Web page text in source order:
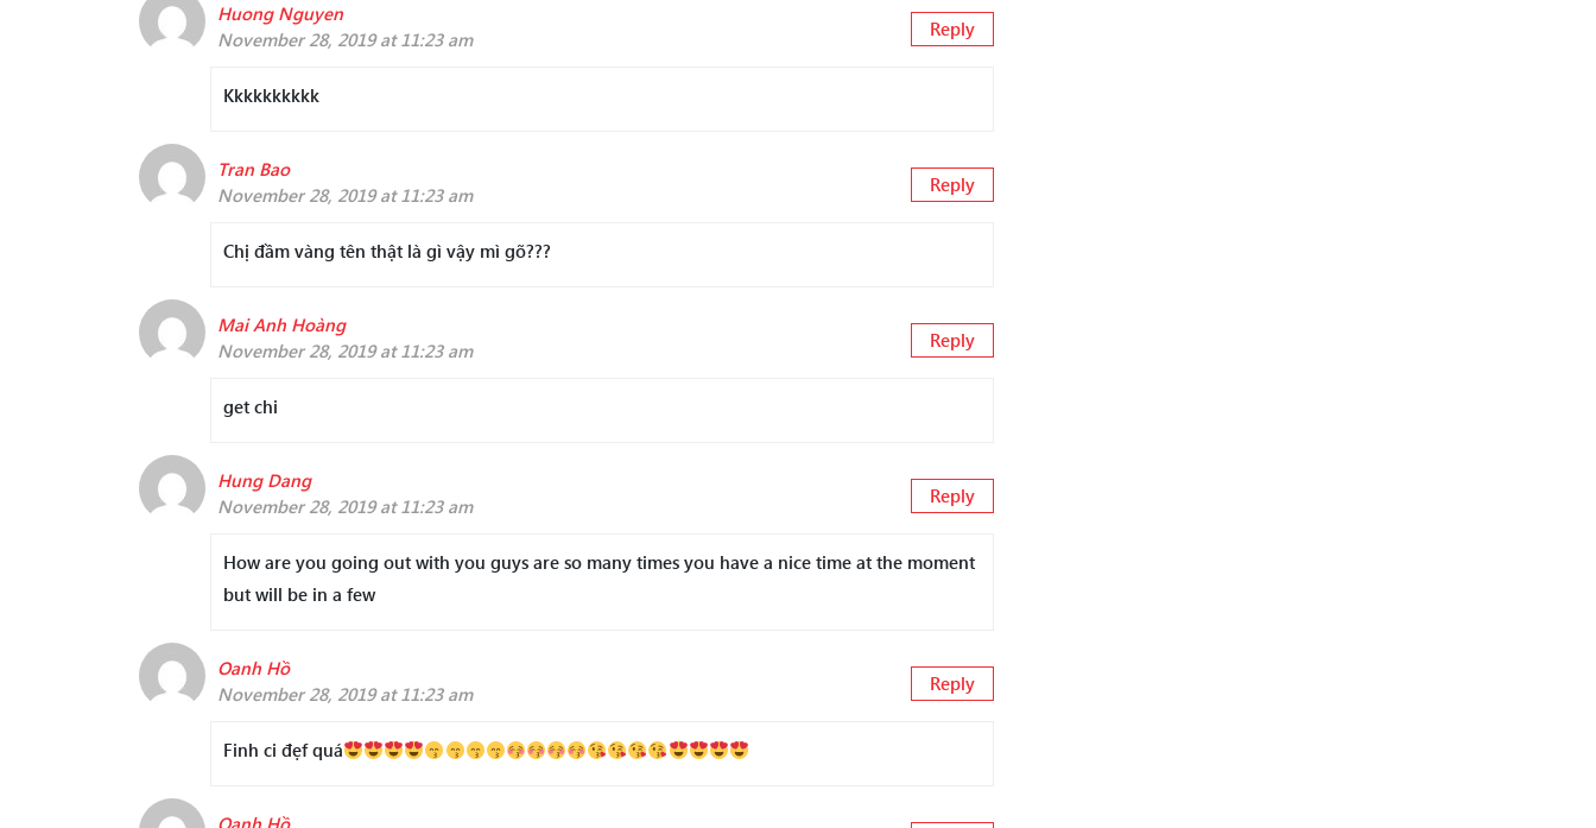
Huong Nguyen
November 28, 2019 at 11:23 am
Reply
Kkkkkkkkkk
Tran Bao
November 28, 2019 at 11:23 am
Reply
Chị đầm vàng tên thật là gì vậy mì gõ???
Mai Anh Hoàng
November 28, 2019 at 11:23 am
Reply
get chi
Hung Dang
November 28, 2019 at 11:23 am
Reply
How are you going out with you guys are so many times you have a nice time at the moment
but will be in a few
Oanh Hồ
November 28, 2019 at 11:23 am
Reply
Finh ci đẹf quá
Oanh Hồ